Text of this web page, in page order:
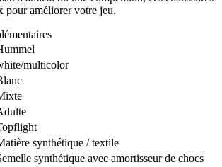
pour améliorer votre jeu.
multicolor
synthétique / textile
synthétique avec amortisseur de chocs